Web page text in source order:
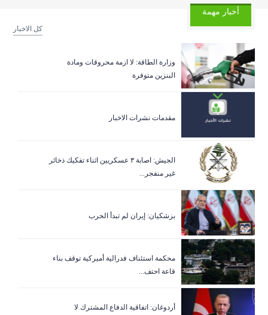
أخبار مهمة
كل الاخبار
وزارة الطاقة: لا ازمة محروقات ومادة
البنزين متوفرة
مقدمات نشرات الاخبار
الجيش: اصابة ٣ عسكريين اثناء تفكيك ذخائر
غير منفجر...
بزشكيان: إيران لم تبدأ الحرب
‏محكمة استئناف فدرالية أميركية توقف بناء
قاعة احتف...
أردوغان: اتفاقية الدفاع المشترك لا